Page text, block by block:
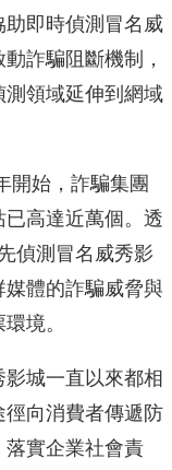
即時偵測冒名威
詐騙阻斷機制，
測領域延伸到網域
開始，詐騙集團
高達近萬個。透
偵測冒名威秀影
體的詐騙威脅與
境。
城一直以來都相
向消費者傳遞防
實企業社會責